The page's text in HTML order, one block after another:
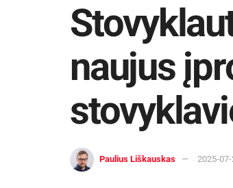
naujus
Paulius Liškauskas 2025-07-